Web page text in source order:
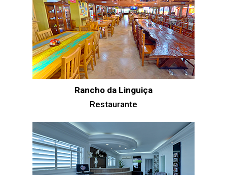
Rancho da Linguiça
Restaurante